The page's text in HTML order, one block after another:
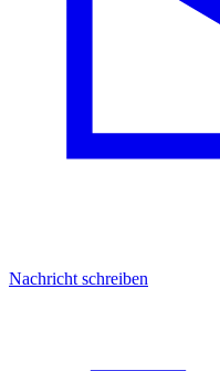
Nachricht schreiben